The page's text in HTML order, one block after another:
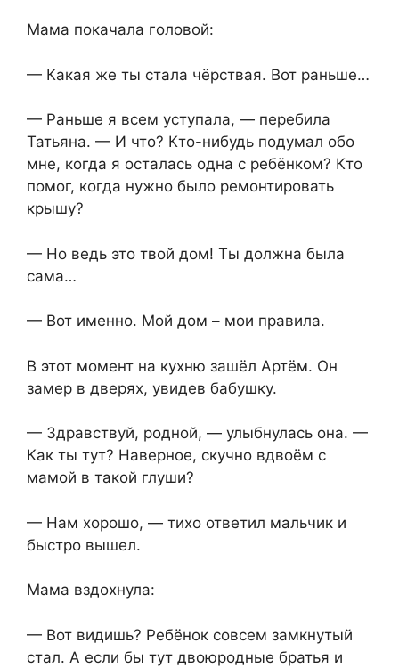
Мама покачала головой:
— Какая же ты стала чёрствая. Вот раньше…
— Раньше я всем уступала, — перебила
Татьяна. — И что? Кто-нибудь подумал обо
мне, когда я осталась одна с ребёнком? Кто
помог, когда нужно было ремонтировать
крышу?
— Но ведь это твой дом! Ты должна была
сама…
— Вот именно. Мой дом – мои правила.
В этот момент на кухню зашёл Артём. Он
замер в дверях, увидев бабушку.
— Здравствуй, родной, — улыбнулась она. —
Как ты тут? Наверное, скучно вдвоём с
мамой в такой глуши?
— Нам хорошо, — тихо ответил мальчик и
быстро вышел.
Мама вздохнула:
— Вот видишь? Ребёнок совсем замкнутый
стал. А если бы тут двоюродные братья и